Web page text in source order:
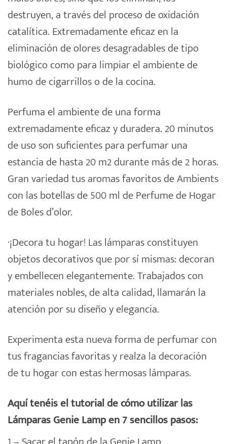
destruyen, a través del proceso de oxidación
catalítica. Extremadamente eficaz en la
eliminación de olores desagradables de tipo
biológico como para limpiar el ambiente de
humo de cigarrillos o de la cocina.
Perfuma el ambiente de una forma
extremadamente eficaz y duradera. 20 minutos
de uso son suficientes para perfumar una
estancia de hasta 20 m2 durante más de 2 horas.
Gran variedad tus aromas favoritos de Ambients
con las botellas de 500 ml de Perfume de Hogar
de Boles d’olor.
·¡Decora tu hogar! Las lámparas constituyen
objetos decorativos que por sí mismas: decoran
y embellecen elegantemente. Trabajados con
materiales nobles, de alta calidad, llamarán la
atención por su diseño y elegancia.
Experimenta esta nueva forma de perfumar con
tus fragancias favoritas y realza la decoración
de tu hogar con estas hermosas lámparas.
Aquí tenéis el tutorial de cómo utilizar las
Lámparas Genie Lamp en 7 sencillos pasos: